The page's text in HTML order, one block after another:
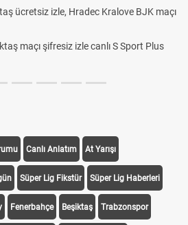
ücretsiz izle, Hradec Kralove BJK maçı
maçı şifresiz izle canlı S Sport Plus
Canlı Anlatım At Yarışı
Süper Lig Fikstür Süper Lig Haberleri
Fenerbahçe Beşiktaş Trabzonspor